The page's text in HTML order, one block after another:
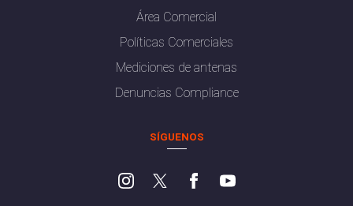
Área Comercial
Políticas Comerciales
Mediciones de antenas
Denuncias Compliance
SÍGUENOS